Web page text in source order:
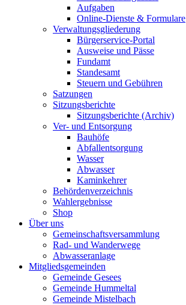
Aufgaben
Online-Dienste & Formulare
Verwaltungsgliederung
Bürgerservice-Portal
Ausweise und Pässe
Fundamt
Standesamt
Steuern und Gebühren
Satzungen
Sitzungsberichte
Sitzungsberichte (Archiv)
Ver- und Entsorgung
Bauhöfe
Abfallentsorgung
Wasser
Abwasser
Kaminkehrer
Behördenverzeichnis
Wahlergebnisse
Shop
Über uns
Gemeinschaftsversammlung
Rad- und Wanderwege
Abwasseranlage
Mitgliedsgemeinden
Gemeinde Gesees
Gemeinde Hummeltal
Gemeinde Mistelbach